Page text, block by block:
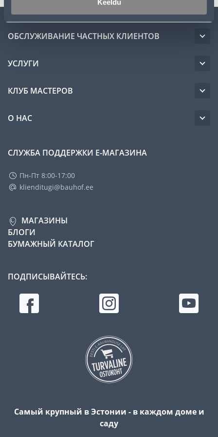
Keeldu
ОБСЛУЖИВАНИЕ ЧАСТНЫХ КЛИЕНТОВ
УСЛУГИ
КЛУБ МАСТЕРОВ
О НАС
СЛУЖБА ПОДДЕРЖКИ Е-МАГАЗИНА
Пн-Пт 8:00-17:00
klienditugi@bauhof.ee
МАГАЗИНЫ
БЛОГИ
БУМАЖНЫЙ КАТАЛОГ
ПОДПИСЫВАЙТЕСЬ:
Самый крупный в Эстонии - в каждом доме и
саду